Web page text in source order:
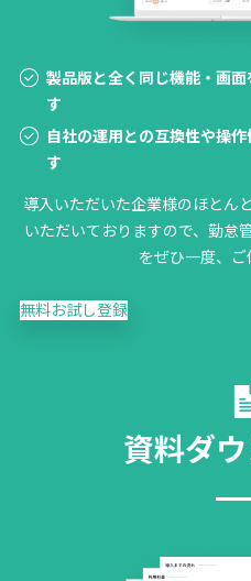
製品版と全く同じ機能・画
す
自社の運用との互換性や操
す
導入いただいた企業様のほとん
いただいておりますので、勤怠
をぜひ一度、ご
無料お試し登録
資料ダ